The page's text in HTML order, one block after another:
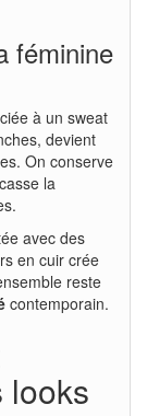
féminine
à un sweat
devient
On conserve
la
avec des
en cuir crée
reste
contemporain.
looks